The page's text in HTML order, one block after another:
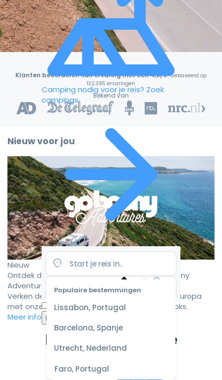
Camping nodig voor je reis? Zoek
campings
Populaire bestemmingen
Lissabon, Portugal
Barcelona, Spanje
Utrecht, Nederland
Faro, Portugal
Selecteer
datum
voor de
beste
prijzen
Klanten beoordelen hun ervaring met een 4,9/5! Gebaseerd op
132.395 ervaringen
Bekend van
Nieuw voor jou
Nieuw
Ontdek de mooiste camperroutes met Goboony
Adventures
Verken de mooiste camperbestemmingen in Europa
met onze zorgvuldig samengestelde roadbooks.
Meer informatie
Ervaar de ultieme
campervakantie